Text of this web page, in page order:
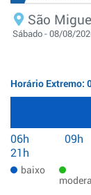
São
Sábado - 08/08/
Horário Extremo:
06h 09h
21h
baixo